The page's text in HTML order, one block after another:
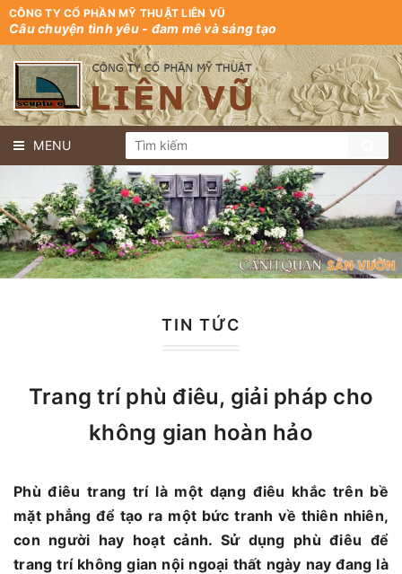
CÔNG TY CỔ PHẦN MỸ THUẬT LIÊN VŨ
Câu chuyện tình yêu - đam mê và sáng tạo
MENU
TIN TỨC
Trang trí phù điêu, giải pháp cho
không gian hoàn hảo
Phù điêu trang trí là một dạng điêu khắc trên bề
mặt phẳng để tạo ra một bức tranh về thiên nhiên,
con người hay hoạt cảnh. Sử dụng phù điêu để
trang trí không gian nội ngoại thất ngày nay đang là